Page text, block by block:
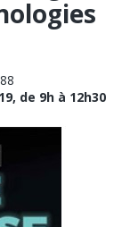
de 9h à 12h30